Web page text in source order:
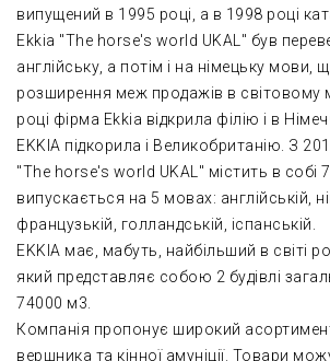
випущений в 1995 році, а в 1998 році
Ekkia "The horse's world UKAL" був
англійську, а потім і на німецьку мови,
розширення меж продажів в світовому
році фірма Ekkia відкрила філію і в
EKKIA підкорила і Великобританію. З
"The horse's world UKAL" містить в собі
випускається на 5 мовах: англійській,
французькій, голландській, іспанській.
EKKIA має, мабуть, найбільший в світі
який представляє собою 2 будівлі
74000 м3.
Компанія пропонує широкий
вершника та кінної амуніції. Товари